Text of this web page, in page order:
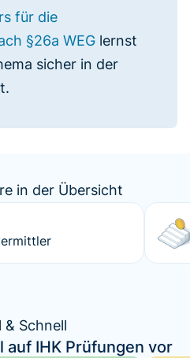
für die
§26a WEG lernst
sicher in der
in der Übersicht
& Schnell
auf IHK Prüfungen vor